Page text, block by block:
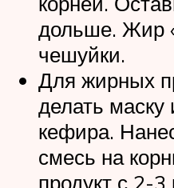
дольше. Жир
чешуйки.
Для жирных
делать маску
кефира.
смесь на
продукт с 2-